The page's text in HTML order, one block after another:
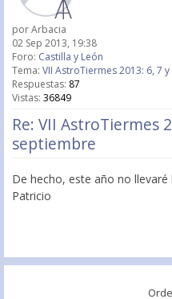
porArbacia
02 Sep 2013, 19:38
Foro: Castilla y León
Tema: VII AstroTiermes 2013: 6, 7
Respuestas: 87
Vistas: 36849
Re: VII AstroTiermes
septiembre
De hecho, este año no llevaré
Patricio